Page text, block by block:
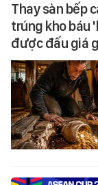
Thay sàn bếp
trúng kho báu
được đấu giá